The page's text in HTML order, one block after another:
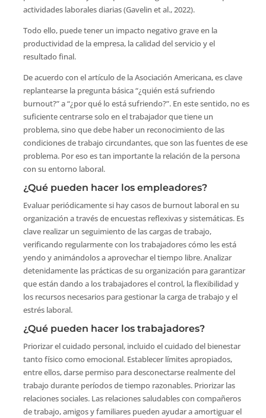
actividades laborales diarias (Gavelin et al., 2022).
Todo ello, puede tener un impacto negativo grave en la
productividad de la empresa, la calidad del servicio y el
resultado final.
De acuerdo con el artículo de la Asociación Americana, es clave
replantearse la pregunta básica “¿quién está sufriendo
burnout?” a “¿por qué lo está sufriendo?”. En este sentido, no es
suficiente centrarse solo en el trabajador que tiene un
problema, sino que debe haber un reconocimiento de las
condiciones de trabajo circundantes, que son las fuentes de ese
problema. Por eso es tan importante la relación de la persona
con su entorno laboral.
¿Qué pueden hacer los empleadores?
Evaluar periódicamente si hay casos de burnout laboral en su
organización a través de encuestas reflexivas y sistemáticas. Es
clave realizar un seguimiento de las cargas de trabajo,
verificando regularmente con los trabajadores cómo les está
yendo y animándolos a aprovechar el tiempo libre. Analizar
detenidamente las prácticas de su organización para garantizar
que están dando a los trabajadores el control, la flexibilidad y
los recursos necesarios para gestionar la carga de trabajo y el
estrés laboral.
¿Qué pueden hacer los trabajadores?
Priorizar el cuidado personal, incluido el cuidado del bienestar
tanto físico como emocional. Establecer límites apropiados,
entre ellos, darse permiso para desconectarse realmente del
trabajo durante períodos de tiempo razonables. Priorizar las
relaciones sociales. Las relaciones saludables con compañeros
de trabajo, amigos y familiares pueden ayudar a amortiguar el